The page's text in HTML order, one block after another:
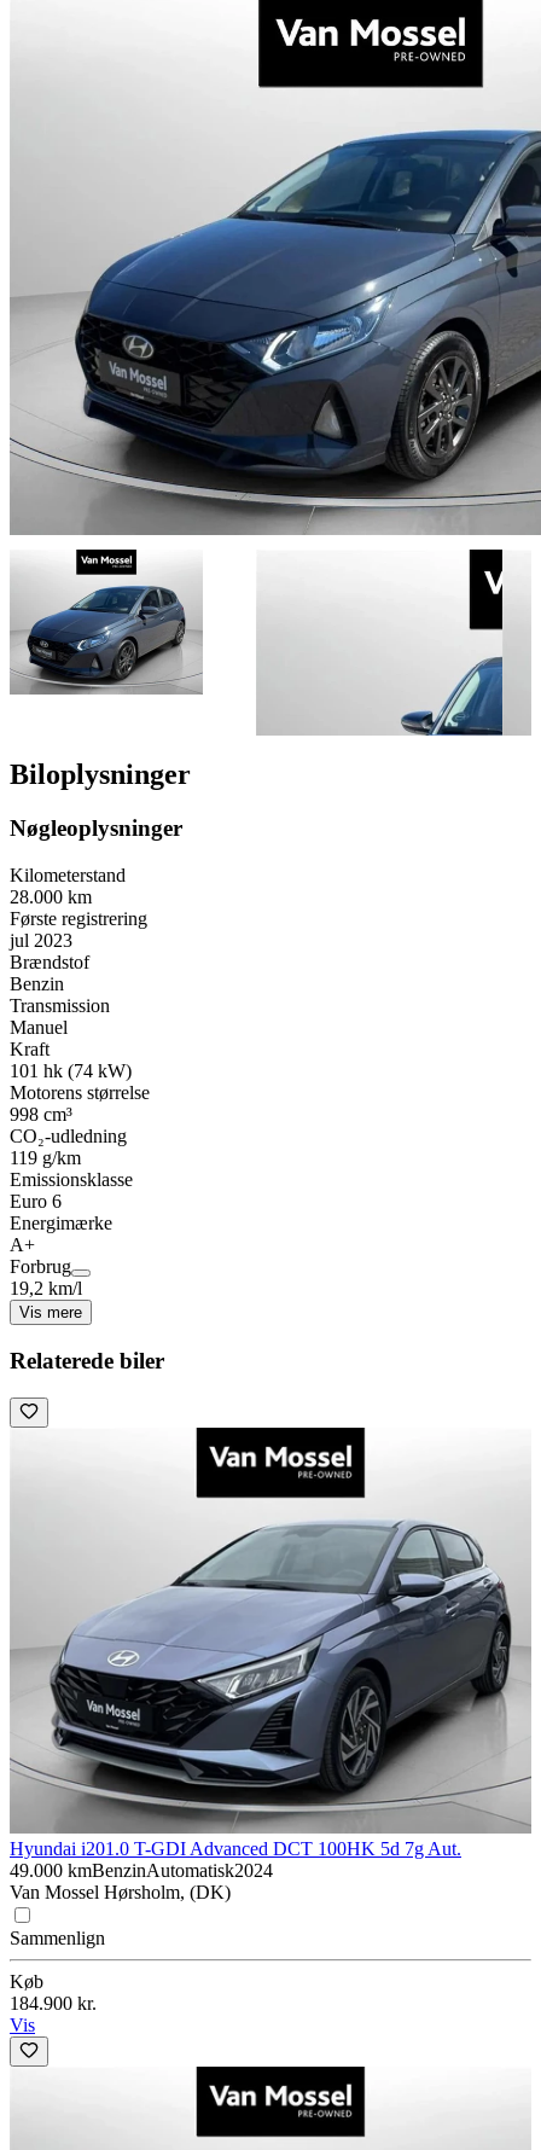
Biloplysninger
Nøgleoplysninger
Kilometerstand
28.000 km
Første registrering
jul 2023
Brændstof
Benzin
Transmission
Manuel
Kraft
101 hk (74 kW)
Motorens størrelse
998 cm³
CO₂-udledning
119 g/km
Emissionsklasse
Euro 6
Energimærke
A+
Forbrug
19,2 km/l
Vis mere
Relaterede biler
Hyundai i201.0 T-GDI Advanced DCT 100HK 5d 7g Aut.
49.000 kmBenzinAutomatisk2024
Van Mossel Hørsholm, (DK)
Sammenlign
Køb
184.900 kr.
Vis